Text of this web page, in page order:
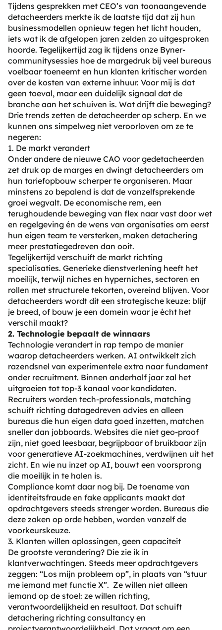
Tijdens gesprekken met CEO’s van toonaangevende
detacheerders merkte ik de laatste tijd dat zij hun
businessmodellen opnieuw tegen het licht houden,
iets wat ik de afgelopen jaren zelden zo uitgesproken
hoorde. Tegelijkertijd zag ik tijdens onze Byner-
communitysessies hoe de margedruk bij veel bureaus
voelbaar toeneemt en hun klanten kritischer worden
over de kosten van externe inhuur. Voor mij is dat
geen toeval, maar een duidelijk signaal dat de
branche aan het schuiven is. Wat drijft die beweging?
Drie trends zetten de detacheerder op scherp. En we
kunnen ons simpelweg niet veroorloven om ze te
negeren:
1. De markt verandert
Onder andere de nieuwe CAO voor gedetacheerden
zet druk op de marges en dwingt detacheerders om
hun tariefopbouw scherper te organiseren. Maar
minstens zo bepalend is dat de vanzelfsprekende
groei wegvalt. De economische rem, een
terughoudende beweging van flex naar vast door wet
en regelgeving én de wens van organisaties om eerst
hun eigen team te versterken, maken detachering
meer prestatiegedreven dan ooit.
Tegelijkertijd verschuift de markt richting
specialisaties. Generieke dienstverlening heeft het
moeilijk, terwijl niches en hyperniches, sectoren en
rollen met structurele tekorten, overeind blijven. Voor
detacheerders wordt dit een strategische keuze: blijf
je breed, of bouw je een domein waar je écht het
verschil maakt?
2. Technologie bepaalt de winnaars
Technologie verandert in rap tempo de manier
waarop detacheerders werken. AI ontwikkelt zich
razendsnel van experimentele extra naar fundament
onder recruitment. Binnen anderhalf jaar zal het
uitgroeien tot top-3 kanaal voor kandidaten.
Recruiters worden tech-professionals, matching
schuift richting datagedreven advies en alleen
bureaus die hun eigen data goed inzetten, matchen
sneller dan jobboards. Websites die niet geo-proof
zijn, niet goed leesbaar, begrijpbaar of bruikbaar zijn
voor generatieve AI-zoekmachines, verdwijnen uit het
zicht. En wie nu inzet op AI, bouwt een voorsprong
die moeilijk in te halen is.
Compliance komt daar nog bij. De toename van
identiteitsfraude en fake applicants maakt dat
opdrachtgevers steeds strenger worden. Bureaus die
deze zaken op orde hebben, worden vanzelf de
voorkeurskeuze.
3. Klanten willen oplossingen, geen capaciteit
De grootste verandering? Die zie ik in
klantverwachtingen. Steeds meer opdrachtgevers
zeggen: “Los mijn probleem op”, in plaats van “stuur
me iemand met functie X”. Ze willen niet alleen
iemand op de stoel: ze willen richting,
verantwoordelijkheid en resultaat. Dat schuift
detachering richting consultancy en